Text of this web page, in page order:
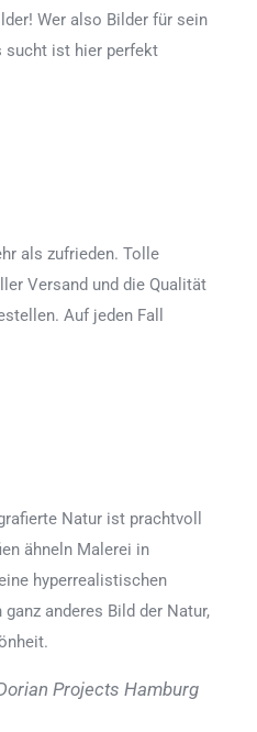
Wer also Bilder für sein
sucht ist hier perfekt
als zufrieden. Tolle
Versand und die Qualität
. Auf jeden Fall
Natur ist prachtvoll
ähneln Malerei in
hyperrealistischen
anderes Bild der Natur,
Projects Hamburg